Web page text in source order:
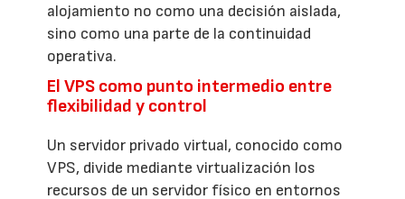
alojamiento no como una decisión aislada,
sino como una parte de la continuidad
operativa.
El VPS como punto intermedio entre
flexibilidad y control
Un servidor privado virtual, conocido como
VPS, divide mediante virtualización los
recursos de un servidor físico en entornos